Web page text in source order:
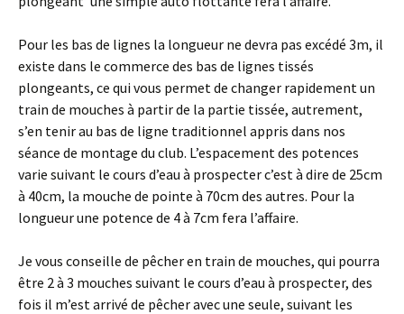
Pour les bas de lignes la longueur ne devra pas excédé 3m, il
existe dans le commerce des bas de lignes tissés
plongeants, ce qui vous permet de changer rapidement un
train de mouches à partir de la partie tissée, autrement,
s’en tenir au bas de ligne traditionnel appris dans nos
séance de montage du club. L’espacement des potences
varie suivant le cours d’eau à prospecter c’est à dire de 25cm
à 40cm, la mouche de pointe à 70cm des autres. Pour la
longueur une potence de 4 à 7cm fera l’affaire.
Je vous conseille de pêcher en train de mouches, qui pourra
être 2 à 3 mouches suivant le cours d’eau à prospecter, des
fois il m’est arrivé de pêcher avec une seule, suivant les